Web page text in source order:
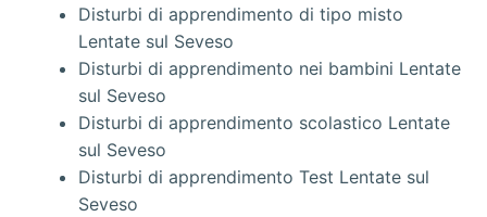
Disturbi di apprendimento di tipo misto
Lentate sul Seveso
Disturbi di apprendimento nei bambini Lentate
sul Seveso
Disturbi di apprendimento scolastico Lentate
sul Seveso
Disturbi di apprendimento Test Lentate sul
Seveso